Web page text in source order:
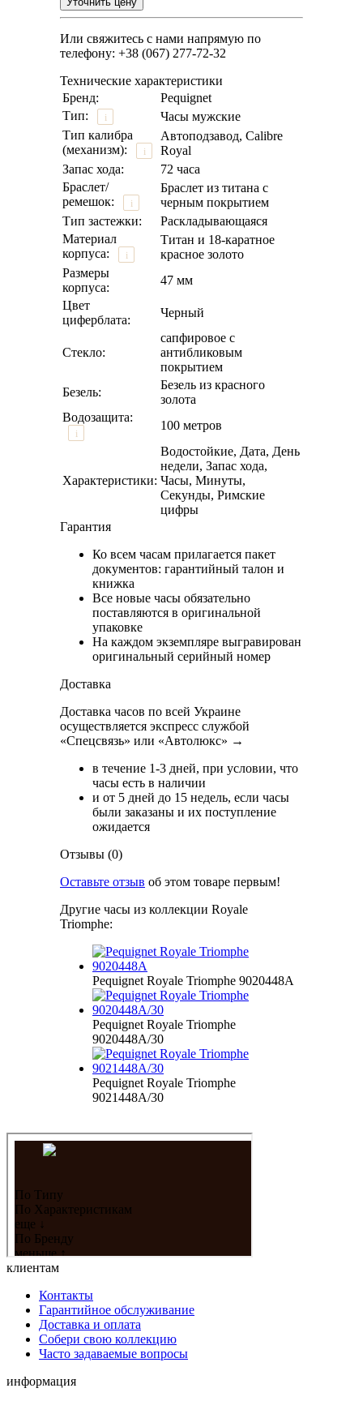
Или свяжитесь с нами напрямую по
телефону: +38 (067) 277-72-32
Технические характеристики
Бренд:
Pequignet
Тип:
i
Часы мужские
Тип калибра
(механизм):
i
Автоподзавод, Calibre
Royal
Запас хода:
72 часа
Браслет/
ремешок:
i
Браслет из титана с
черным покрытием
Тип застежки:
Раскладывающаяся
Материал
корпуса:
i
Титан и 18-каратное
красное золото
Размеры
корпуса:
47 мм
Цвет
циферблата:
Черный
Стекло:
сапфировое с
антибликовым
покрытием
Безель:
Безель из красного
золота
Водозащита:
i
100 метров
Характеристики:
Водостойкие, Дата, День
недели, Запас хода,
Часы, Минуты,
Секунды, Римские
цифры
Гарантия
Ко всем часам прилагается пакет
документов: гарантийный талон и
книжка
Все новые часы обязательно
поставляются в оригинальной
упаковке
На каждом экземпляре выгравирован
оригинальный серийный номер
Доставка
Доставка часов по всей Украине
осуществляется экспресс службой
«Спецсвязь» или «Автолюкс» →
в течение 1-3 дней, при условии, что
часы есть в наличии
и от 5 дней до 15 недель, если часы
были заказаны и их поступление
ожидается
Отзывы (0)
Оставьте отзыв об этом товаре первым!
Другие часы из коллекции Royale
Triomphe:
Pequignet Royale Triomphe 9020448A
Pequignet Royale Triomphe
9020448A/30
Pequignet Royale Triomphe
9021448A/30
клиентам
Контакты
Гарантийное обслуживание
Доставка и оплата
Собери свою коллекцию
Часто задаваемые вопросы
информация